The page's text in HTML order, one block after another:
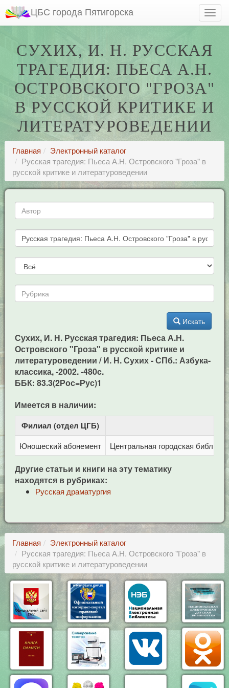
ЦБС города Пятигорска
СУХИХ, И. Н. РУССКАЯ
ТРАГЕДИЯ: ПЬЕСА А.Н.
ОСТРОВСКОГО "ГРОЗА"
В РУССКОЙ КРИТИКЕ И
ЛИТЕРАТУРОВЕДЕНИИ
Главная
Электронный каталог
Русская трагедия: Пьеса А.Н. Островского "Гроза" в
русской критике и литературоведении
Искать
Сухих, И. Н. Русская трагедия: Пьеса А.Н.
Островского "Гроза" в русской критике и
литературоведении / И. Н. Сухих - СПб.: Азбука-
классика, -2002. -480c.
ББК: 83.3(2Рос=Рус)1
Имеется в наличии:
Филиал (отдел ЦГБ)
Юношеский абонемент Центральная городская
Другие статьи и книги на эту тематику
находятся в рубриках:
Русская драматургия
Главная
Электронный каталог
Русская трагедия: Пьеса А.Н. Островского "Гроза" в
русской критике и литературоведении